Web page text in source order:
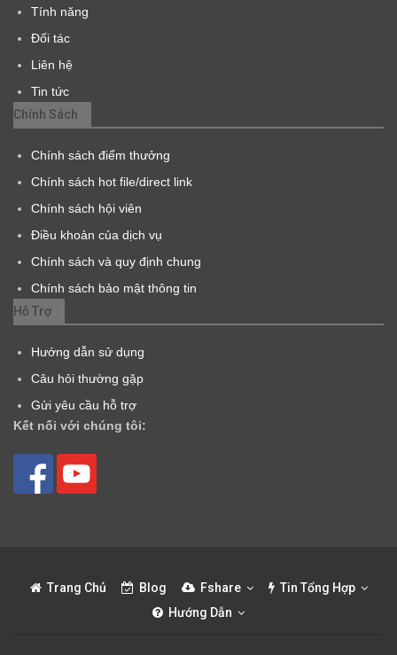
Tính năng
Đối tác
Liên hệ
Tin tức
Chính Sách
Chính sách điểm thưởng
Chính sách hot file/direct link
Chính sách hội viên
Điều khoản của dịch vụ
Chính sách và quy định chung
Chính sách bảo mật thông tin
Hỗ Trợ
Hướng dẫn sử dụng
Câu hỏi thường gặp
Gửi yêu cầu hỗ trợ
Kết nối với chúng tôi:
Trang Chủ Blog Fshare
Tin Tổng Hợp
Hướng Dẫn